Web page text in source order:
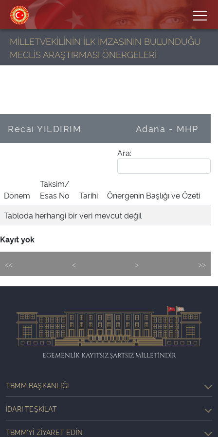
MİLLETVEKİLİNİN İLK İMZASININ BULUNDUĞU
MECLİS ARAŞTIRMASI ÖNERGELERİ
Recai YILDIRIM Adana - MHP
Ara:
Dönem
Taksim/
Esas No
Tarihi
Önergenin Başlığı ve Özeti
Tabloda herhangi bir veri mevcut değil
Kayıt yok
<< < > >>
EGEMENLİK KAYITSIZ ŞARTSIZ MİLLETİNDİR
TBMM BAŞKANLIĞI
İDARI TEŞKILAT
TBMM'YI ZIYARET EDIN